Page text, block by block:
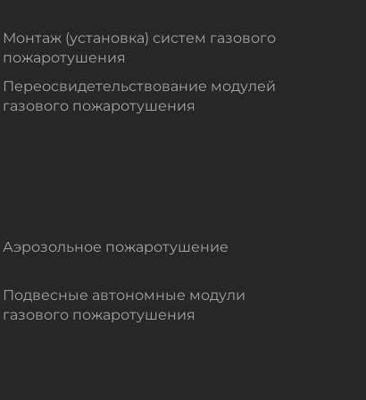
Монтаж (установка) систем газового
пожаротушения
Переосвидетельствование модулей
газового пожаротушения
Аэрозольное пожаротушение
Подвесные автономные модули
газового пожаротушения